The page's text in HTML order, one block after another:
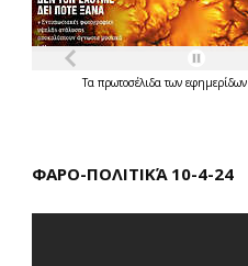
Τα πρωτοσέλιδατων εφημερίδων
ΦΑΡΟ-ΠΟΛΙΤΙΚΆ 10-4-24